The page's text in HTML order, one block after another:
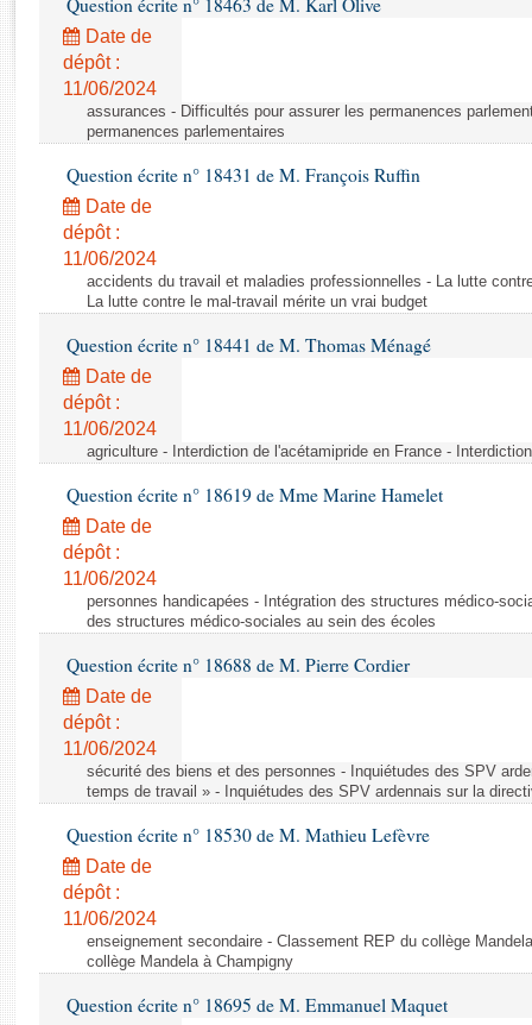
Rapports d'enquête
Rapports législatifs
Rapports sur l'application des lois
Baromètre de l’application des lois
Budget et sécurité sociale
Questions écrites et orales
Comptes rendus des débats
Question écrite n° 18463 de M. Karl Olive
Date de
dépôt :
11/06/2024
assurances - Difficultés pour assurer les permanences
permanences parlementaires
Question écrite n° 18431 de M. François Ruffin
Date de
dépôt :
11/06/2024
accidents du travail et maladies professionnelles - La lutte
La lutte contre le mal-travail mérite un vrai budget
Question écrite n° 18441 de M. Thomas Ménagé
Date de
dépôt :
11/06/2024
agriculture - Interdiction de l'acétamipride en France -
Question écrite n° 18619 de Mme Marine Hamelet
Date de
dépôt :
11/06/2024
personnes handicapées - Intégration des structures médico-
des structures médico-sociales au sein des écoles
Question écrite n° 18688 de M. Pierre Cordier
Date de
dépôt :
11/06/2024
sécurité des biens et des personnes - Inquiétudes des SPV
temps de travail » - Inquiétudes des SPV ardennais sur la
Question écrite n° 18530 de M. Mathieu Lefèvre
Date de
dépôt :
11/06/2024
enseignement secondaire - Classement REP du collège
collège Mandela à Champigny
Question écrite n° 18695 de M. Emmanuel Maquet